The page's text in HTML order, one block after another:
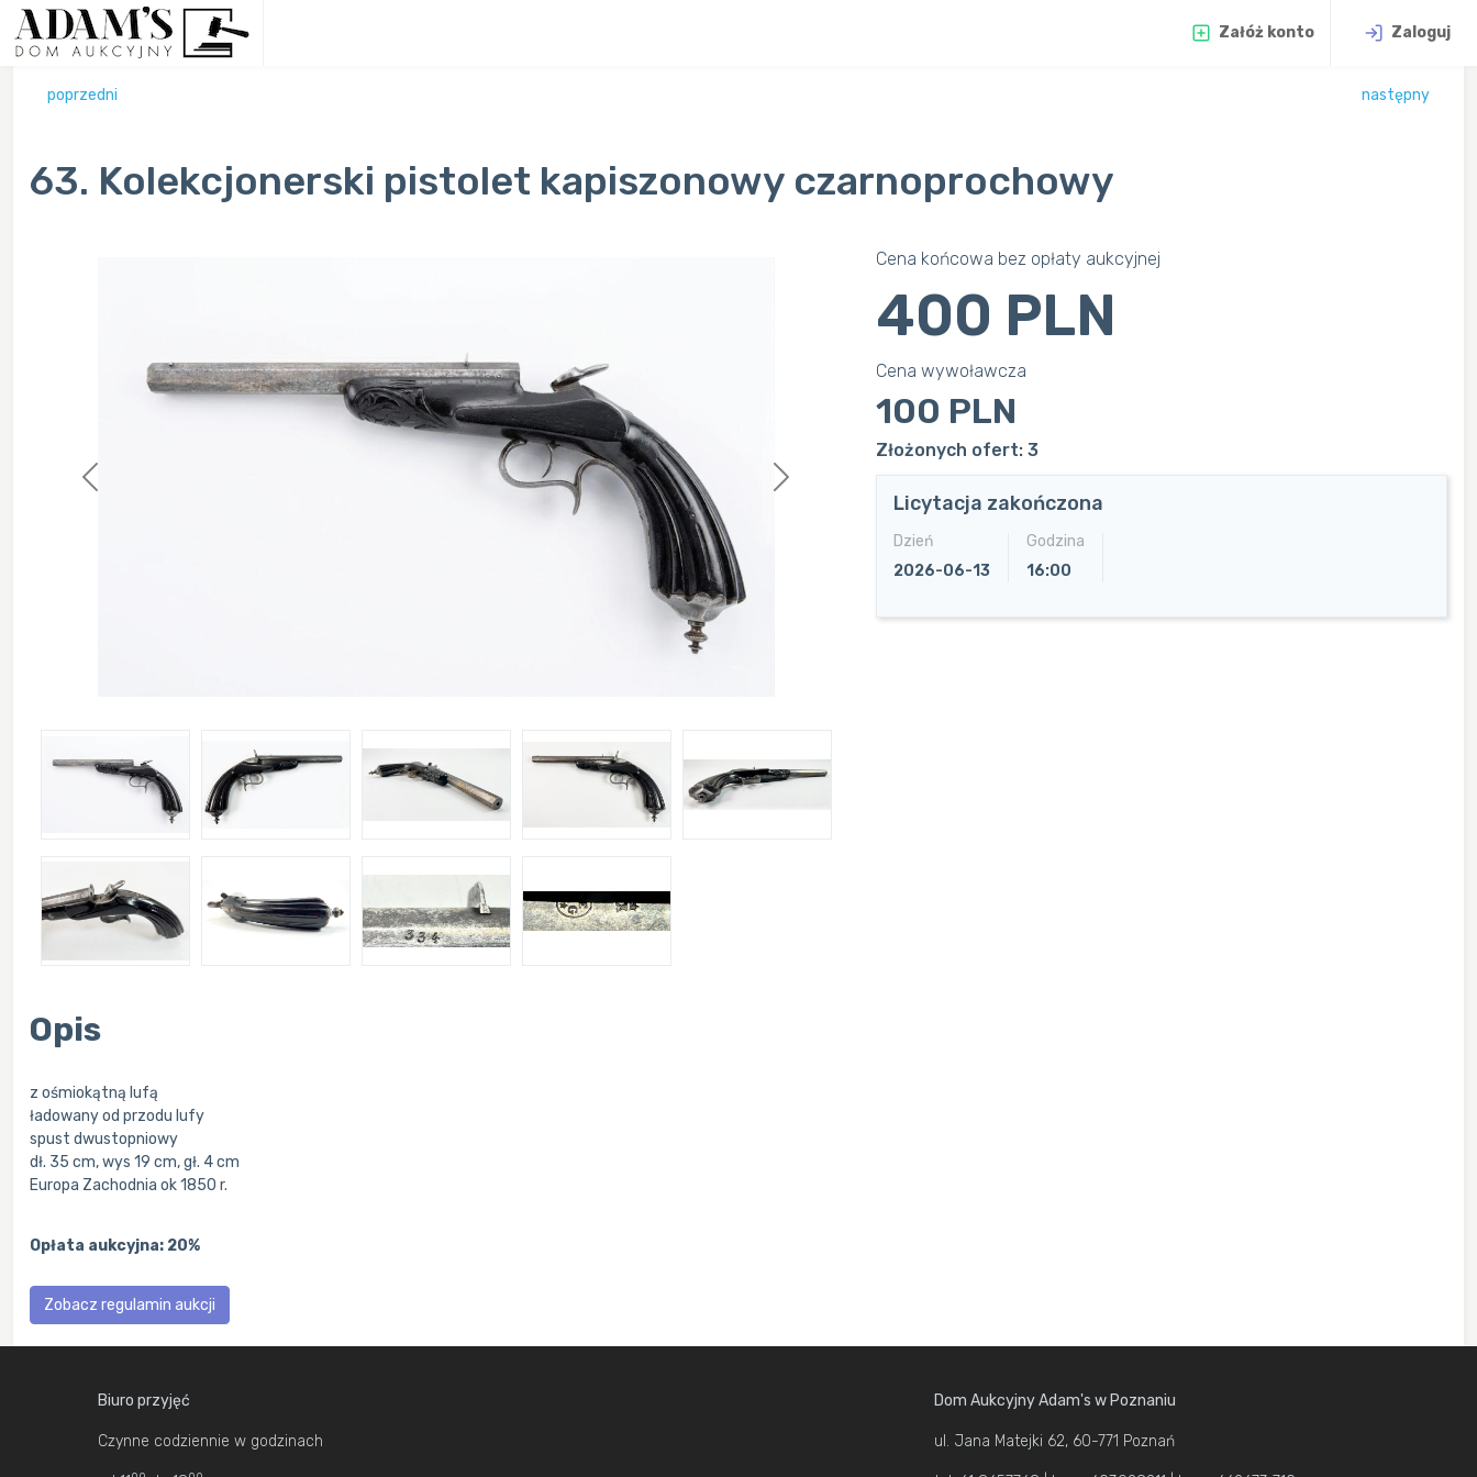
Załóż konto Zaloguj
poprzedni następny
63. Kolekcjonerski pistolet kapiszonowy czarnoprochowy
Previous Next
Cena końcowa bez opłaty aukcyjnej
400 PLN
Cena wywoławcza
100 PLN
Złożonych ofert: 3
Licytacja zakończona
Dzień
2026-06-13
Godzina
16:00
Opis
z ośmiokątną lufą
ładowany od przodu lufy
spust dwustopniowy
dł. 35 cm, wys 19 cm, gł. 4 cm
Europa Zachodnia ok 1850 r.
Opłata aukcyjna: 20%
Zobacz regulamin aukcji
Biuro przyjęć
Czynne codziennie w godzinach
Dom Aukcyjny Adam's w Poznaniu
ul. Jana Matejki 62, 60-771 Poznań